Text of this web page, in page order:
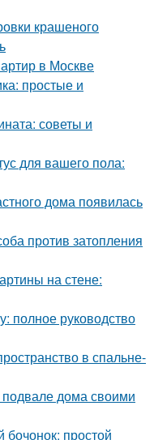
крашеного
в Москве
простые и
советы и
для вашего пола:
дома появилась
против затопления
на стене:
полное руководство
в спальне-
дома своими
простой